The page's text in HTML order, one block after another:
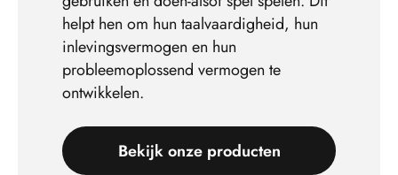
helpt hen om hun taalvaardigheid, hun
inlevingsvermogen en hun
probleemoplossend vermogen te
ontwikkelen.
Bekijk onze producten